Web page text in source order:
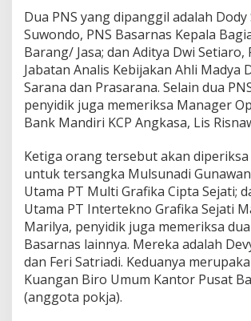
s
u
s
S
u
a
p
B
s
a
r
n
a
s
Dua PNS yang dipanggil adalah Dody
Suwondo, PNS Basarnas Kepala
Barang/ Jasa; dan Aditya Dwi Setiaro,
Jabatan Analis Kebijakan Ahli Madya
Sarana dan Prasarana. Selain dua
penyidik juga memeriksa Manager
Bank Mandiri KCP Angkasa, Lis
Ketiga orang tersebut akan diperiksa
untuk tersangka Mulsunadi
Utama PT Multi Grafika Cipta Sejati;
Utama PT Intertekno Grafika Sejati
Marilya, penyidik juga memeriksa dua
Basarnas lainnya. Mereka adalah
dan Feri Satriadi. Keduanya
Kuangan Biro Umum Kantor Pusat
(anggota pokja).